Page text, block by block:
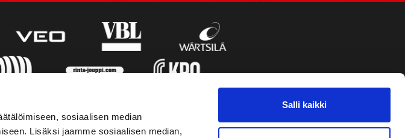
sosiaalisen median
Lisäksi jaamme sosiaalisen median,
Salli kaikki